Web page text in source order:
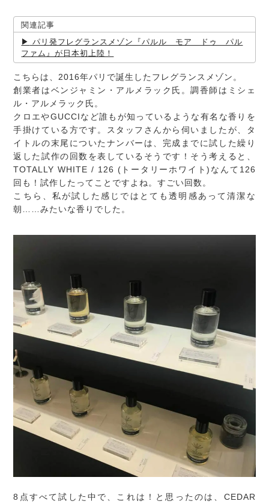
関連記事
パリ発フレグランスメゾン『パルル モア ドゥ パル
ファム』が日本初上陸！
こちらは、2016年パリで誕生したフレグランスメゾン。
創業者はベンジャミン・アルメラック氏。調香師はミシェ
ル・アルメラック氏。
クロエやGUCCIなど誰もが知っているような有名な香りを
手掛けている方です。スタッフさんから伺いましたが、タ
イトルの末尾についたナンバーは、完成までに試した繰り
返した試作の回数を表しているそうです！そう考えると、
TOTALLY WHITE / 126 (トータリーホワイト)なんて126
回も！試作したってことですよね。すごい回数。
こちら、私が試した感じではとても透明感あって清潔な
朝……みたいな香りでした。
8点すべて試した中で、これは！と思ったのは、CEDAR